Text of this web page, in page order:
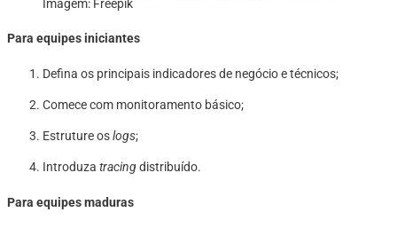
Imagem: Freepik
Para equipes iniciantes
Defina os principais indicadores de negócio e técnicos;
Comece com monitoramento básico;
Estruture oslogs;
Introduza tracingdistribuído.
Para equipes maduras